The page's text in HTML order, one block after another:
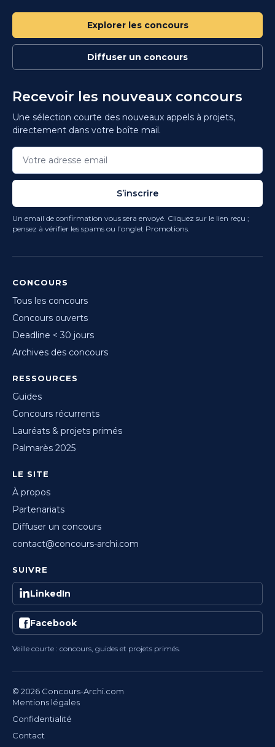
Explorer les concours
Diffuser un concours
Recevoir les nouveaux concours
Une sélection courte des nouveaux appels à projets,
directement dans votre boîte mail.
S’inscrire
Un email de confirmation vous sera envoyé. Cliquez sur le lien reçu ;
pensez à vérifier les spams ou l’onglet Promotions.
CONCOURS
Tous les concours
Concours ouverts
Deadline < 30 jours
Archives des concours
RESSOURCES
Guides
Concours récurrents
Lauréats & projets primés
Palmarès 2025
LE SITE
À propos
Partenariats
Diffuser un concours
contact@concours-archi.com
SUIVRE
LinkedIn
Facebook
Veille courte : concours, guides et projets primés.
© 2026 Concours-Archi.com
Mentions légales
Confidentialité
Contact